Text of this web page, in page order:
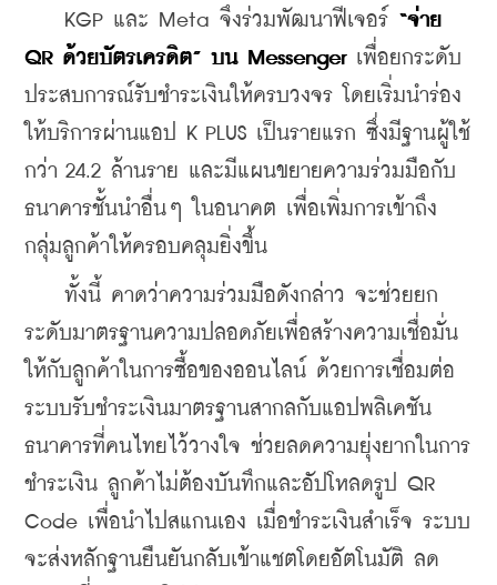
KGP และ Meta จึงร่วมพัฒนาฟีเจอร์ “จ่าย
QR ด้วยบัตรเครดิต” บน Messenger เพื่อยกระดับ
ประสบการณ์รับชำระเงินให้ครบวงจร โดยเริ่มนำร่อง
ให้บริการผ่านแอป K PLUS เป็นรายแรก ซึ่งมีฐานผู้ใช้
กว่า 24.2 ล้านราย และมีแผนขยายความร่วมมือกับ
ธนาคารชั้นนำอื่นๆ ในอนาคต เพื่อเพิ่มการเข้าถึง
กลุ่มลูกค้าให้ครอบคลุมยิ่งขึ้น
ทั้งนี้ คาดว่าความร่วมมือดังกล่าว จะช่วยยก
ระดับมาตรฐานความปลอดภัยเพื่อสร้างความเชื่อมั่น
ให้กับลูกค้าในการซื้อของออนไลน์ ด้วยการเชื่อมต่อ
ระบบรับชำระเงินมาตรฐานสากลกับแอปพลิเคชัน
ธนาคารที่คนไทยไว้วางใจ ช่วยลดความยุ่งยากในการ
ชำระเงิน ลูกค้าไม่ต้องบันทึกและอัปโหลดรูป QR
Code เพื่อนำไปสแกนเอง เมื่อชำระเงินสำเร็จ ระบบ
จะส่งหลักฐานยืนยันกลับเข้าแชตโดยอัตโนมัติ ลด